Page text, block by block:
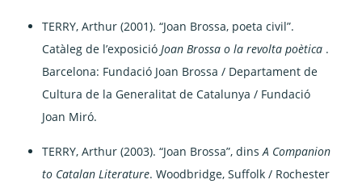
TERRY, Arthur (2001). “Joan Brossa, poeta civil”.
Catàleg de l’exposicióJoan Brossa o la revolta poètica .
Barcelona: Fundació Joan Brossa / Departament de
Cultura de la Generalitat de Catalunya / Fundació
Joan Miró.
TERRY, Arthur (2003). “Joan Brossa”, dinsA Companion
to Catalan Literature. Woodbridge, Suffolk / Rochester